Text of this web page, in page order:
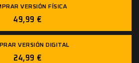
VERSIÓN FÍSICA
49,99 €
VERSIÓN DIGITAL
24,99 €